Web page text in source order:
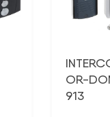
OR-
913